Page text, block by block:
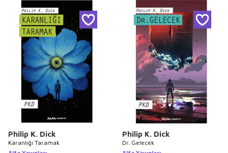
Philip K. Dick
Karanlığı Taramak
Philip K. Dick
Dr. Gelecek